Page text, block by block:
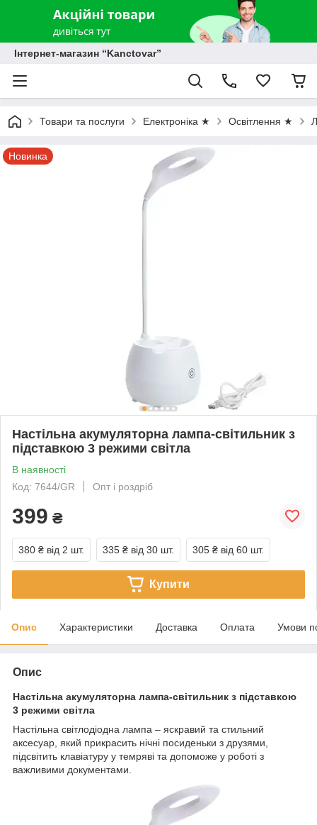
Інтернет-магазин “Kanctovar”
Товари та послуги Електроніка ★ Освітлення ★
Новинка
Настільна акумуляторна лампа-світильник з
підставкою 3 режими світла
В наявності
Код: 7644/GR
Опт і роздріб
399 ₴
380 ₴ від 2 шт. 335 ₴ від 30 шт. 305 ₴ від 60 шт.
Купити
Опис Характеристики Доставка Оплата Умови
Опис
Настільна акумуляторна лампа-світильник з підставкою
3 режими світла
Настільна світлодіодна лампа – яскравий та стильний
аксесуар, який прикрасить нічні посиденьки з друзями,
підсвітить клавіатуру у темряві та допоможе у роботі з
важливими документами.